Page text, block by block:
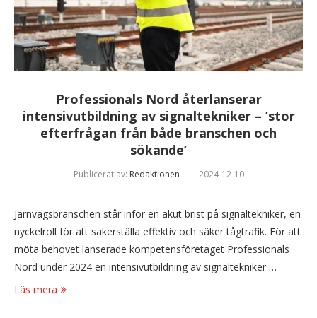
Professionals Nord återlanserar
intensivutbildning av signaltekniker – ’stor
efterfrågan från både branschen och
sökande’
Publicerat av: Redaktionen 2024-12-10
Järnvägsbranschen står inför en akut brist på signaltekniker, en
nyckelroll för att säkerställa effektiv och säker tågtrafik. För att
möta behovet lanserade kompetensföretaget Professionals
Nord under 2024 en intensivutbildning av signaltekniker …
Läs mera